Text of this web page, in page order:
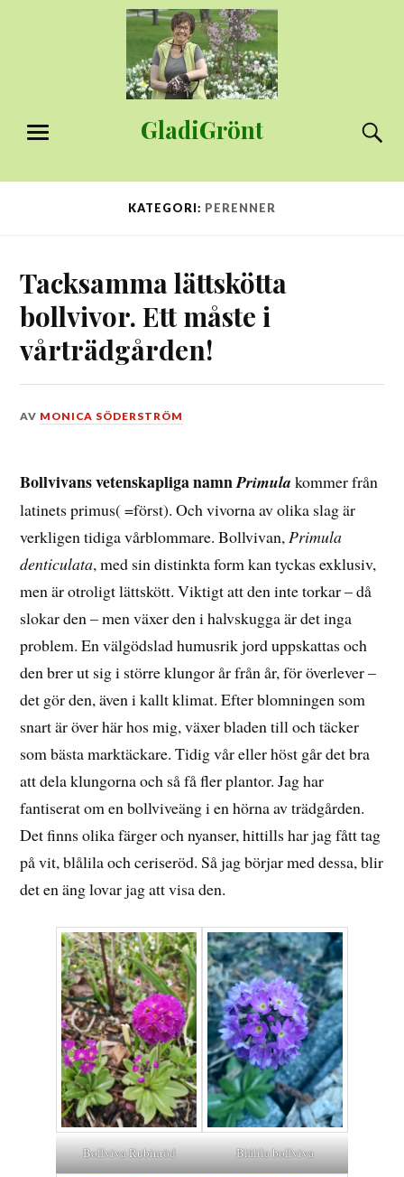
GladiGrönt
MENY
KATEGORI: PERENNER
Tacksamma lättskötta
bollvivor. Ett måste i
vårträdgården!
DEN
2026
AV MONICA SÖDERSTRÖM
Bollvivans vetenskapliga namnPrimula kommer från
latinets primus( =först). Och vivorna av olika slag är
verkligen tidiga vårblommare. Bollvivan,Primula
denticulata, med sin distinkta form kan tyckas exklusiv,
men är otroligt lättskött. Viktigt att den inte torkar – då
slokar den – men växer den i halvskugga är det inga
problem. En välgödslad humusrik jord uppskattas och
den brer ut sig i större klungor år från år, för överlever –
det gör den, även i kallt klimat. Efter blomningen som
snart är över här hos mig, växer bladen till och täcker
som bästa marktäckare. Tidig vår eller höst går det bra
att dela klungorna och så få fler plantor. Jag har
fantiserat om en bollviveäng i en hörna av trädgården.
Det finns olika färger och nyanser, hittills har jag fått tag
på vit, blålila och ceriseröd. Så jag börjar med dessa, blir
det en äng lovar jag att visa den.
Bollviva Rubinröd Blålila bollviva